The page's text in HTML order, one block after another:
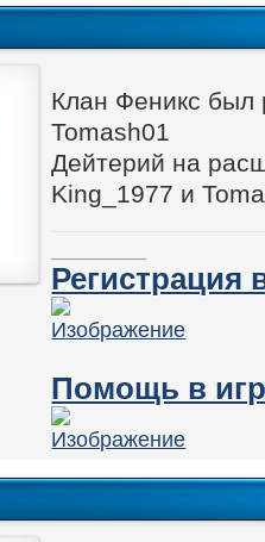
Клан Феникс был
Tomash01
Дейтерий на
King_1977 и
Регистрация
Помощь в